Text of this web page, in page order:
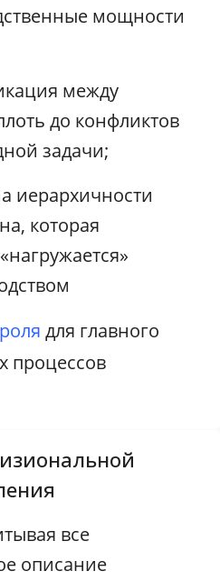
мощности
между
до конфликтов
задачи;
иерархичности
которая
для главного
процессов
все
описание